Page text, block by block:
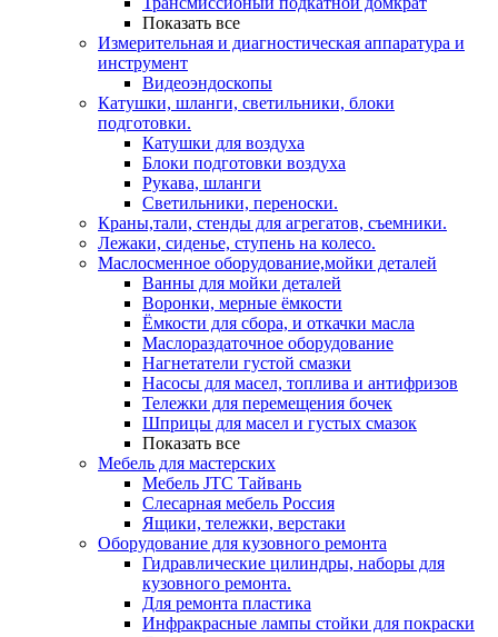
Показать все
Измерительная и диагностическая аппаратура и
инструмент
Видеоэндоскопы
Катушки, шланги, светильники, блоки
подготовки.
Катушки для воздуха
Блоки подготовки воздуха
Рукава, шланги
Светильники, переноски.
Краны,тали, стенды для агрегатов, съемники.
Лежаки, сиденье, ступень на колесо.
Маслосменное оборудование,мойки деталей
Ванны для мойки деталей
Воронки, мерные ёмкости
Ёмкости для сбора, и откачки масла
Маслораздаточное оборудование
Нагнетатели густой смазки
Насосы для масел, топлива и антифризов
Тележки для перемещения бочек
Шприцы для масел и густых смазок
Показать все
Мебель для мастерских
Мебель JTC Тайвань
Слесарная мебель Россия
Ящики, тележки, верстаки
Оборудование для кузовного ремонта
Гидравлические цилиндры, наборы для
кузовного ремонта.
Для ремонта пластика
Инфракрасные лампы стойки для покраски